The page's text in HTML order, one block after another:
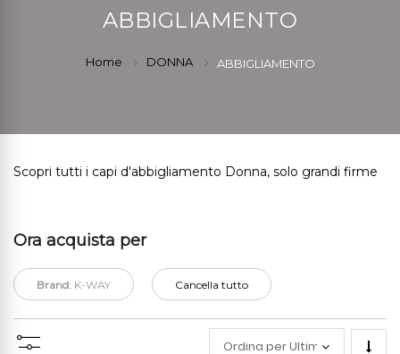
ABBIGLIAMENTO
Home DONNA ABBIGLIAMENTO
Scopri tutti i capi d'abbigliamento Donna, solo grandi firme
Ora acquista per
Brand: K-WAY Cancella tutto